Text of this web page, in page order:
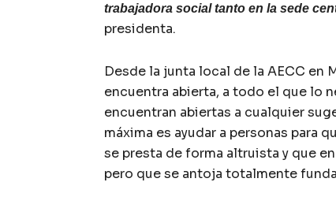
trabajadora social tanto en la sede
presidenta.
Desde la junta local de la AECC en
encuentra abierta, a todo el que lo
encuentran abiertas a cualquier
máxima es ayudar a personas para
se presta de forma altruista y que
pero que se antoja totalmente